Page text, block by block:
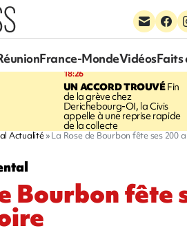
France-MondeVidéosFaits
18:26
UN ACCORD TROUVÉFin
de la grève chez
Derichebourg-OI, la Civis
appelle à une reprise rapide
de la collecte
Actualité La Rose de Bourbon fête ses 200
Bourbon fête